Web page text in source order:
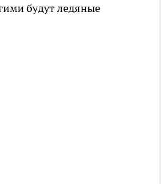
будут ледяные